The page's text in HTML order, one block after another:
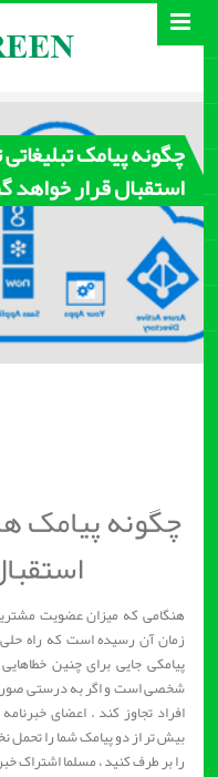
چگونه پیامک تبلیغاتی
استقبال قرار خواهد
چگونه پیامک
هنگامی که میزان عضویت
زمان آن رسیده است که راه حلی
پیامکی جایی برای چنین
شخصی است و اگر به درستی صورت
افراد تجاوز کند . اعضای
بیش تر از دو پیامک شما را تحمل
را بر طرف کنید ، مسلما اشتراک